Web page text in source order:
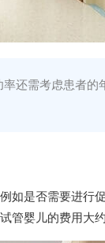
还需考虑患者的
如是否需要进行
婴儿的费用大约